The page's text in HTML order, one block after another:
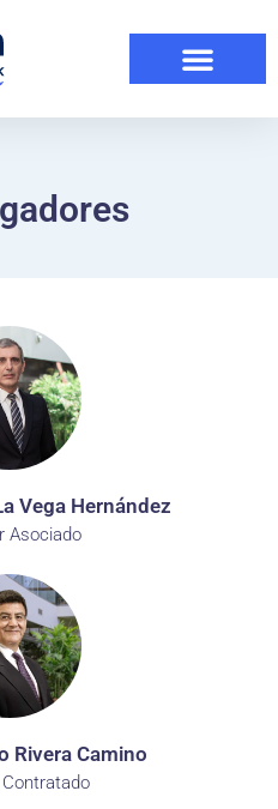
Vega Hernández
Asociado
Rivera Camino